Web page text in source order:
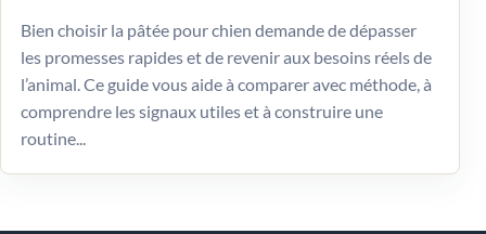
Bien choisir la pâtée pour chien demande de dépasser
les promesses rapides et de revenir aux besoins réels de
l’animal. Ce guide vous aide à comparer avec méthode, à
comprendre les signaux utiles et à construire une
routine...